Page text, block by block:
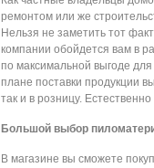
ремонтом или же
Нельзя не заметить тот
компании обойдется вам в
по максимальной выгоде
плане поставки продукции
так и в розницу.
Большой выбор
В магазине вы сможете